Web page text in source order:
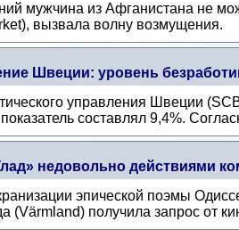
мужчина из Афганистана не
вызвала волну возмущения.
Швеции: уровень
управления Швеции
составлял 9,4%.
недовольно действиями
эпической поэмы
(Värmland) получила запрос от